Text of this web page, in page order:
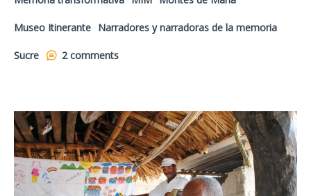
Museo Itinerante Narradores y narradoras de la memoria
Sucre 2 comments